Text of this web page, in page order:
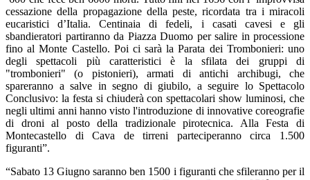
cessazione della propagazione della peste, ricordata tra i miracoli
eucaristici d’Italia. Centinaia di fedeli, i casati cavesi e gli
sbandieratori partiranno da Piazza Duomo per salire in processione
fino al Monte Castello. Poi ci sarà la Parata dei Trombonieri: uno
degli spettacoli più caratteristici è la sfilata dei gruppi di
"trombonieri" (o pistonieri), armati di antichi archibugi, che
spareranno a salve in segno di giubilo, a seguire lo Spettacolo
Conclusivo: la festa si chiuderà con spettacolari show luminosi, che
negli ultimi anni hanno visto l'introduzione di innovative coreografie
di droni al posto della tradizionale pirotecnica. Alla Festa di
Montecastello di Cava de tirreni parteciperanno circa 1.500
figuranti”.
“Sabato 13 Giugno saranno ben 1500 i figuranti che sfileranno per il